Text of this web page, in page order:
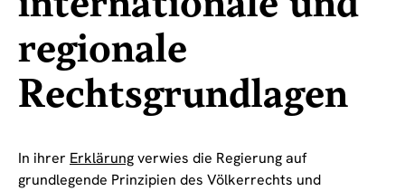
regionale
Rechtsgrundlagen
In ihrer Erklärungverwies die Regierung auf
grundlegende Prinzipien des Völkerrechts und